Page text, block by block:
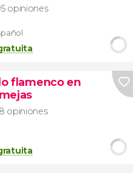
opiniones
flamenco en
opiniones